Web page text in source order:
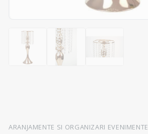
ARANJAMENTE SI ORGANIZARI EVENIMENTE